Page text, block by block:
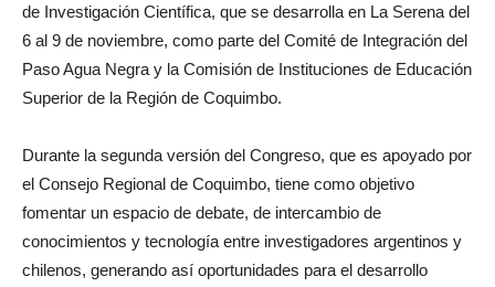
de Investigación Científica, que se desarrolla en La Serena del
6 al 9 de noviembre, como parte del Comité de Integración del
Paso Agua Negra y la Comisión de Instituciones de Educación
Superior de la Región de Coquimbo.
Durante la segunda versión del Congreso, que es apoyado por
el Consejo Regional de Coquimbo, tiene como objetivo
fomentar un espacio de debate, de intercambio de
conocimientos y tecnología entre investigadores argentinos y
chilenos, generando así oportunidades para el desarrollo